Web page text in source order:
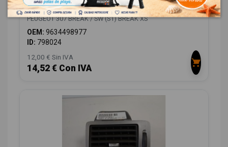
REJILLA AIREADORA 9634498977
PEUGEOT 307 BREAK / SW (S1) BREAK XS
OEM: 9634498977
ID: 798024
12,00 € Sin IVA
14,52 € Con IVA